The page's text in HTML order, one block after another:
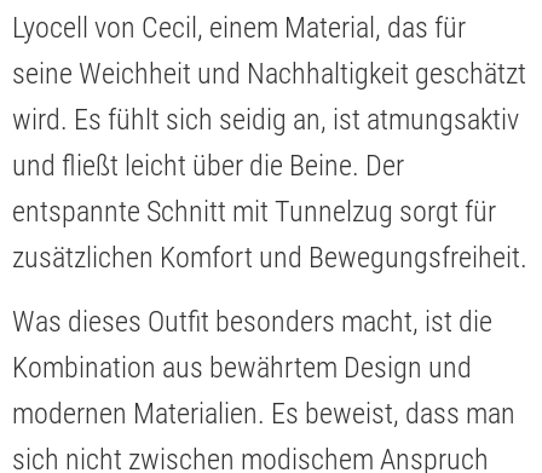
Lyocell von Cecil, einem Material, das für
seine Weichheit und Nachhaltigkeit geschätzt
wird. Es fühlt sich seidig an, ist atmungsaktiv
und fließt leicht über die Beine. Der
entspannte Schnitt mit Tunnelzug sorgt für
zusätzlichen Komfort und Bewegungsfreiheit.
Was dieses Outfit besonders macht, ist die
Kombination aus bewährtem Design und
modernen Materialien. Es beweist, dass man
sich nicht zwischen modischem Anspruch